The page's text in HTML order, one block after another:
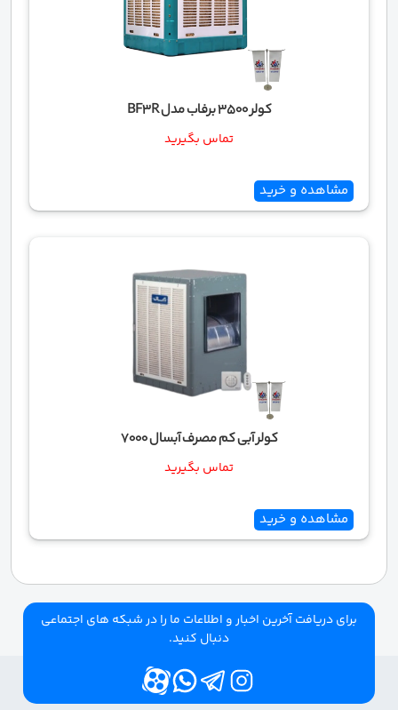
کولر 3500 برفاب مدل BF3R
تماس بگیرید
مشاهده و خرید
کولر آبی کم مصرف آبسال 7000
تماس بگیرید
مشاهده و خرید
برای دریافت آخرین اخبار و اطلاعات ما را در شبکه های اجتماعی
دنبال کنید.